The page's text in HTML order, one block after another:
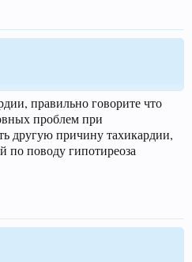
правильно говорите что
проблем при
другую причину тахикардии,
по поводу гипотиреоза